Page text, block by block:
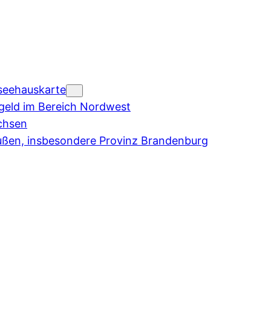
im Bereich Nordwest
insbesondere Provinz Brandenburg